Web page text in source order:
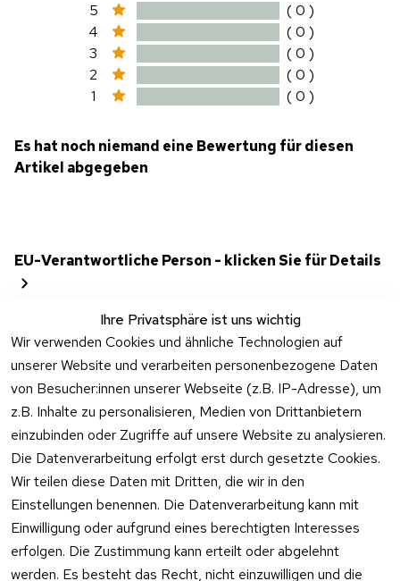
5
( 0 )
4
( 0 )
3
( 0 )
2
( 0 )
1
( 0 )
Es hat noch niemand eine Bewertung für diesen
Artikel abgegeben
EU-Verantwortliche Person - klicken Sie für Details
Ihre Privatsphäre ist uns wichtig
Wir verwenden Cookies und ähnliche Technologien auf
unserer Website und verarbeiten personenbezogene Daten
von Besucher:innen unserer Webseite (z.B. IP-Adresse), um
z.B. Inhalte zu personalisieren, Medien von Drittanbietern
einzubinden oder Zugriffe auf unsere Website zu analysieren.
Die Datenverarbeitung erfolgt erst durch gesetzte Cookies.
Wir teilen diese Daten mit Dritten, die wir in den
Einstellungen benennen. Die Datenverarbeitung kann mit
Einwilligung oder aufgrund eines berechtigten Interesses
erfolgen. Die Zustimmung kann erteilt oder abgelehnt
werden. Es besteht das Recht, nicht einzuwilligen und die
Rechtliches
AGB
Impressum
Datenschutzer
Kontakt
Kontakt
Registrieren